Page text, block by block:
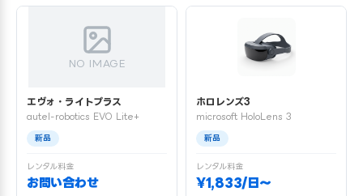
NO IMAGE
エヴォ・ライトプラス
autel-robotics EVO Lite+
新品
レンタル料金
お問い合わせ
ホロレンズ3
microsoft HoloLens 3
新品
レンタル料金
¥1,833/日〜